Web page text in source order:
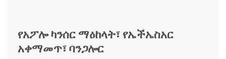
የአፖሎ ካንሰር ማዕከላት፣ የኤችኤስአር
አቀማመጥ፣ ባንጋሎር